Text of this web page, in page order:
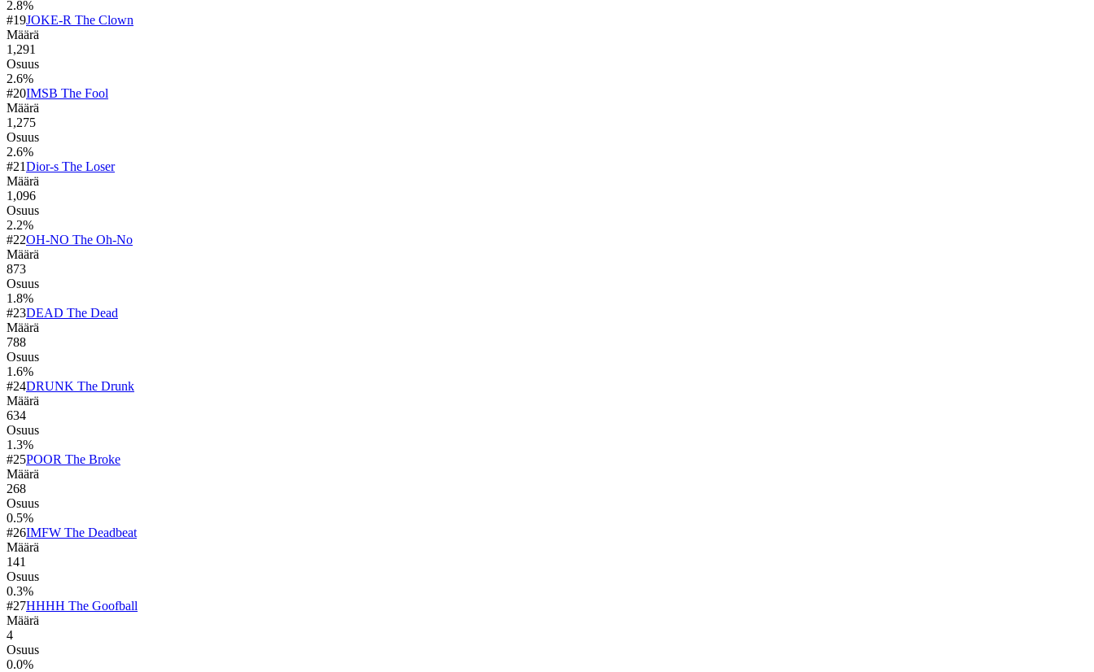
2.8%
#19JOKE-R The Clown
Määrä
1,291
Osuus
2.6%
#20IMSB The Fool
Määrä
1,275
Osuus
2.6%
#21Dior-s The Loser
Määrä
1,096
Osuus
2.2%
#22OH-NO The Oh-No
Määrä
873
Osuus
1.8%
#23DEAD The Dead
Määrä
788
Osuus
1.6%
#24DRUNK The Drunk
Määrä
634
Osuus
1.3%
#25POOR The Broke
Määrä
268
Osuus
0.5%
#26IMFW The Deadbeat
Määrä
141
Osuus
0.3%
#27HHHH The Goofball
Määrä
4
Osuus
0.0%